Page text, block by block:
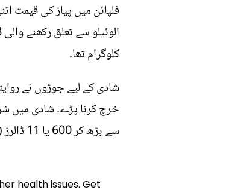
فلپائن میں پیاز کی قیمت
کلوگرام تھا۔
سے بڑھ کر 600 یا 11 ڈالرز (2756 پاکستانی روپے) تک پہنچ چکی ہے۔
health issues. Get